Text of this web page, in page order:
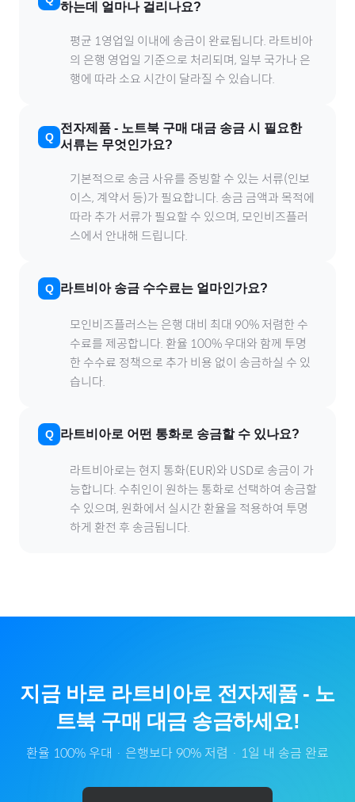
하는데 얼마나 걸리나요?
평균 1영업일 이내에 송금이 완료됩니다. 라트비아
의 은행 영업일 기준으로 처리되며, 일부 국가나 은
행에 따라 소요 시간이 달라질 수 있습니다.
전자제품 - 노트북 구매 대금 송금 시 필요한
서류는 무엇인가요?
기본적으로 송금 사유를 증빙할 수 있는 서류(인보
이스, 계약서 등)가 필요합니다. 송금 금액과 목적에
따라 추가 서류가 필요할 수 있으며, 모인비즈플러
스에서 안내해 드립니다.
라트비아송금 수수료는 얼마인가요?
모인비즈플러스는 은행 대비 최대 90% 저렴한 수
수료를 제공합니다. 환율 100% 우대와 함께 투명
한 수수료 정책으로 추가 비용 없이 송금하실 수 있
습니다.
라트비아로 어떤 통화로 송금할 수 있나요?
라트비아로는 현지 통화(EUR)와 USD로 송금이 가
능합니다. 수취인이 원하는 통화로 선택하여 송금할
수 있으며, 원화에서 실시간 환율을 적용하여 투명
하게 환전 후 송금됩니다.
지금 바로 라트비아로 전자제품- 노
트북구매 대금 송금하세요!
환율 100% 우대 · 은행보다 90% 저렴 · 1일 내 송금 완료